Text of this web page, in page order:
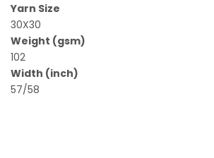
Yarn Size
30X30
Weight (gsm)
102
Width (inch)
57/58